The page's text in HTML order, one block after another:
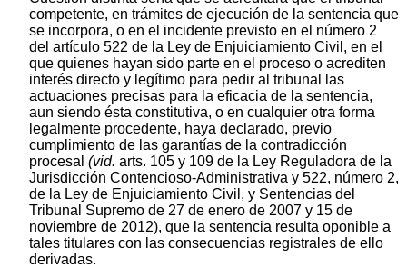
competente, en trámites de ejecución de la sentencia que
se incorpora, o en el incidente previsto en el número 2
del artículo 522 de la Ley de Enjuiciamiento Civil, en el
que quienes hayan sido parte en el proceso o acrediten
interés directo y legítimo para pedir al tribunal las
actuaciones precisas para la eficacia de la sentencia,
aun siendo ésta constitutiva, o en cualquier otra forma
legalmente procedente, haya declarado, previo
cumplimiento de las garantías de la contradicción
procesal (vid. arts. 105 y 109 de la Ley Reguladora de la
Jurisdicción Contencioso-Administrativa y 522, número 2,
de la Ley de Enjuiciamiento Civil, y Sentencias del
Tribunal Supremo de 27 de enero de 2007 y 15 de
noviembre de 2012), que la sentencia resulta oponible a
tales titulares con las consecuencias registrales de ello
derivadas.